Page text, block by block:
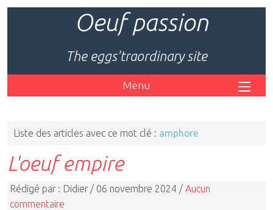
Oeuf passion
The eggs'traordinary site
Menu
Liste des articles avec ce mot clé : amphore
L'oeuf empire
Rédigé par : Didier / 06 novembre 2024 / Aucun
commentaire